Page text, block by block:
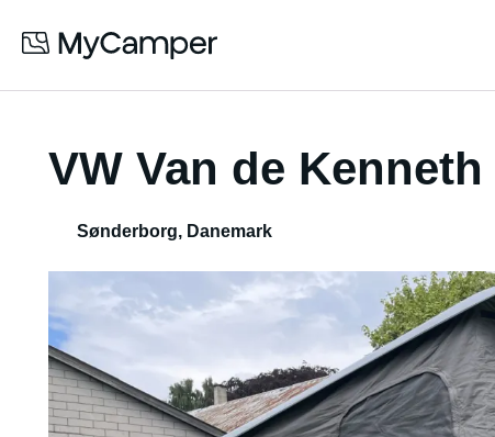
VW Van de Kenneth
Sønderborg, Danemark